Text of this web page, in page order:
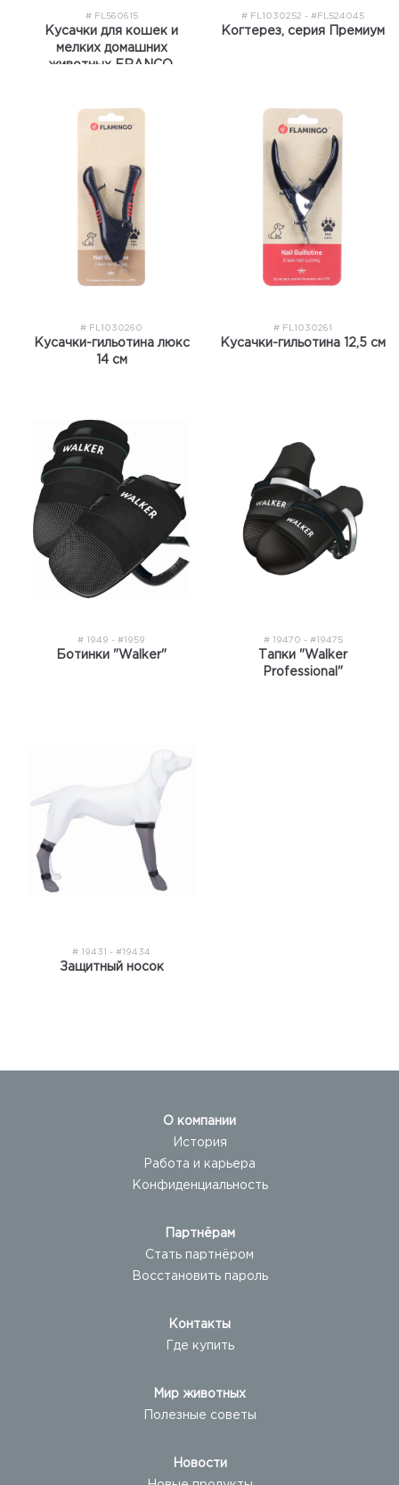
# FL560615
Кусачки для кошек и
мелких домашних
животных FRANCO,
# FL1030252 - #FL524045
Когтерез, серия Премиум
# FL1030260
Кусачки-гильотина люкс
14 см
# FL1030261
Кусачки-гильотина 12,5 см
# 1949 - #1959
Ботинки "Walker"
# 19470 - #19475
Тапки "Walker
Professional"
# 19431 - #19434
Защитный носок
О компании
История
Работа и карьера
Конфиденциальность
Партнёрам
Стать партнёром
Восстановить пароль
Контакты
Где купить
Мир животных
Полезные советы
Новости